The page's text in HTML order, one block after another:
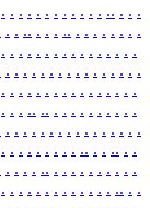
. . . . . . . . . . . . .. . . .
. . .. . . . .. . . . . . . . .
. . . . . . . . . . . . . . . .
. . . . . . . . . . . . . . . .
. . . . . . . . . . . . . . . .
. . . .. .. . . . . . . . . . .
. . . . . . . . . . . . . . . .
. . . . . . . . . .. . . .. . .
. . . . .. . . . . . . . . . .
. . . . . . . . . . . . . .. . .